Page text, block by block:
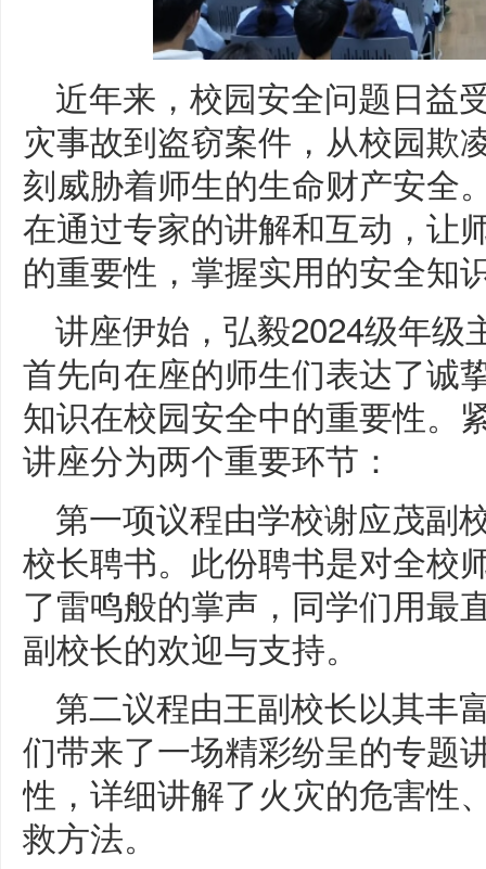
近年来，校园安全问题日益
灾事故到盗窃案件，从校园欺
刻威胁着师生的生命财产安全
在通过专家的讲解和互动，让
的重要性，掌握实用的安全知
讲座伊始，弘毅2024级年级
首先向在座的师生们表达了诚
知识在校园安全中的重要性。
讲座分为两个重要环节：
第一项议程由学校谢应茂副
校长聘书。此份聘书是对全校
了雷鸣般的掌声，同学们用最
副校长的欢迎与支持。
第二议程由王副校长以其丰
们带来了一场精彩纷呈的专题
性，详细讲解了火灾的危害性
救方法。